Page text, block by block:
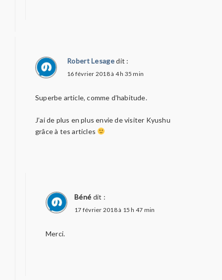
Robert Lesagedit :
16 février 2018 à 4 h 35 min
Superbe article, comme d’habitude.
J’ai de plus en plus envie de visiter Kyushu
grâce à tes articles
Béné dit :
17 février 2018 à 15 h 47 min
Merci.